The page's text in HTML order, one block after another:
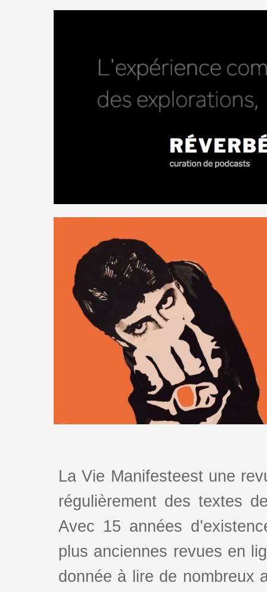
La Vie Manifesteest une
régulièrement des textes
Avec 15 années
plus anciennes revues en
donnée à lire de nombreux